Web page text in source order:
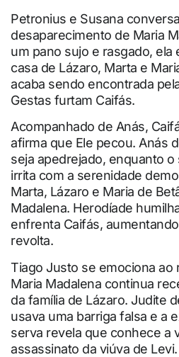
Petronius e Susana
desaparecimento de Maria
um pano sujo e rasgado, ela
casa de Lázaro, Marta e
acaba sendo encontrada
Gestas furtam Caifás.
Acompanhado de Anás,
afirma que Ele pecou. Anás
seja apedrejado, enquanto
irrita com a serenidade
Marta, Lázaro e Maria de
Madalena. Herodíade
enfrenta Caifás,
revolta.
Tiago Justo se emociona ao
Maria Madalena continua
da família de Lázaro. Judite
usava uma barriga falsa e a
serva revela que conhece a
assassinato da viúva de Levi.